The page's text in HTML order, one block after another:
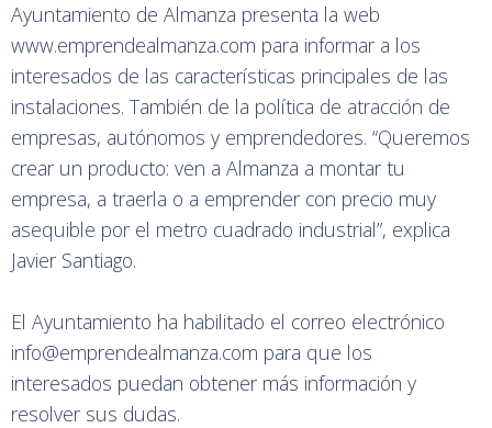
Ayuntamiento de Almanza presenta la web
www.emprendealmanza.com para informar a los
interesados de las características principales de las
instalaciones. También de la política de atracción de
empresas, autónomos y emprendedores. “Queremos
crear un producto: ven a Almanza a montar tu
empresa, a traerla o a emprender con precio muy
asequible por el metro cuadrado industrial”, explica
Javier Santiago.
El Ayuntamiento ha habilitado el correo electrónico
info@emprendealmanza.com para que los
interesados puedan obtener más información y
resolver sus dudas.